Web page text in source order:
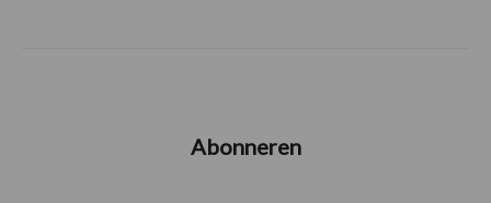
Abonneren